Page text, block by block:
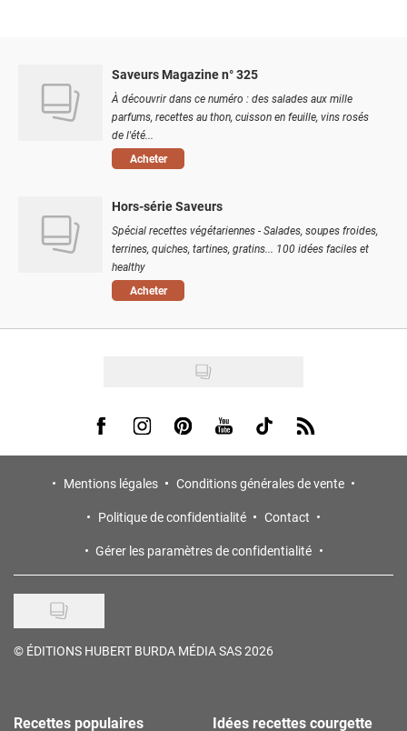
Saveurs Magazine n° 325
À découvrir dans ce numéro : des salades aux mille
parfums, recettes au thon, cuisson en feuille, vins rosés
de l'été...
Acheter
Hors-série Saveurs
Spécial recettes végétariennes - Salades, soupes froides,
terrines, quiches, tartines, gratins... 100 idées faciles et
healthy
Acheter
Visit us on Facebook
Visit us on Instagram
Visit us on Pinterest
Visit us on Youtube
Visit us on Tiktok
Visit us on Rss
Mentions légales
Conditions générales de vente
Politique de confidentialité
Contact
Gérer les paramètres de confidentialité
© ÉDITIONS HUBERT BURDA MÉDIA SAS 2026
Recettes populaires Idées recettes courgette